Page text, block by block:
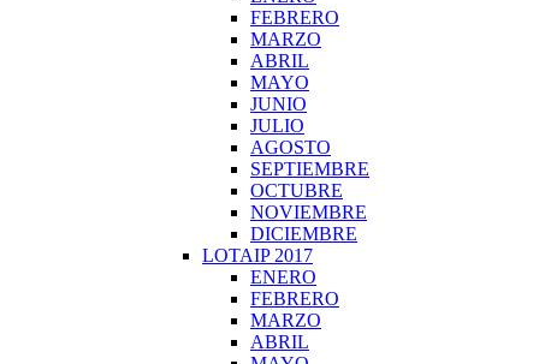
FEBRERO
MARZO
ABRIL
MAYO
JUNIO
JULIO
AGOSTO
SEPTIEMBRE
OCTUBRE
NOVIEMBRE
DICIEMBRE
LOTAIP 2017
ENERO
FEBRERO
MARZO
ABRIL